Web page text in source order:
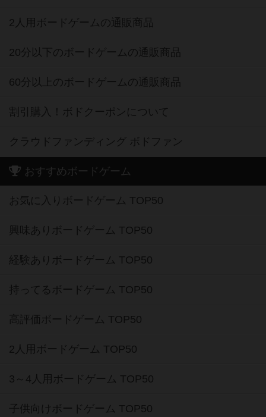
2人用ボードゲームの通販商品
20分以下のボードゲームの通販商品
60分以上のボードゲームの通販商品
割引購入！ボドクーポンについて
クラウドファンディング ボドファン
おすすめボードゲーム
お気に入りボードゲーム TOP50
興味ありボードゲーム TOP50
経験ありボードゲーム TOP50
持ってるボードゲーム TOP50
高評価ボードゲーム TOP50
2人用ボードゲーム TOP50
3～4人用ボードゲーム TOP50
子供向けボードゲーム TOP50